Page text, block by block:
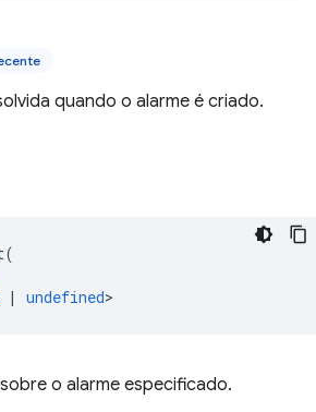
quando o alarme é criado.
(
| undefined>
o alarme especificado.